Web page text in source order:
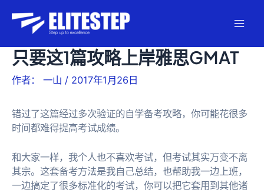
容 只要这1篇攻略上岸雅思GMAT
作者： 一山 / 2017年1月26日
错过了这篇经过多次验证的自学备考攻略，你可能花很多
时间都难得提高考试成绩。
和大家一样，我个人也不喜欢考试，但考试其实万变不离
其宗。这套备考方法是我自己总结，也帮助我一边上班，
一边搞定了很多标准化的考试，你可以把它套用到其他诸